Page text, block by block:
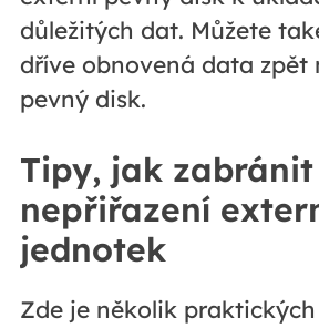
důležitých dat. Můžete
dříve obnovená data zpět
pevný disk.
Tipy, jak zabránit
nepřiřazení
jednotek
Zde je několik